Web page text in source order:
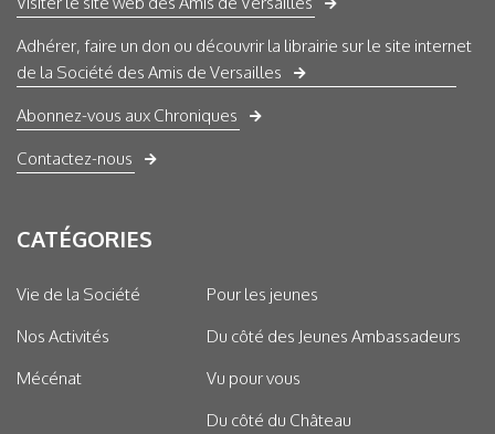
Adhérer, faire un don ou découvrir la librairie sur le site internet
de la Société des Amis de Versailles
Abonnez-vous aux Chroniques
Contactez-nous
CATÉGORIES
Vie de la Société
Nos Activités
Mécénat
Pour les jeunes
Du côté des Jeunes Ambassadeurs
Vu pour vous
Du côté du Château